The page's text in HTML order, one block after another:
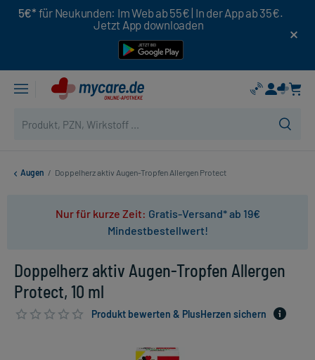
5€* für Neukunden: Im Web ab 55€ | In der App ab 35€.
Jetzt App downloaden
Augen / Doppelherz aktiv Augen-Tropfen Allergen Protect
Nur für kurze Zeit: Gratis-Versand* ab 19€
Mindestbestellwert!
Doppelherz aktiv Augen-Tropfen Allergen
Protect, 10 ml
Produkt bewerten & PlusHerzen sichern